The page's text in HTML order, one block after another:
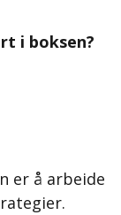
i boksen?
er å arbeide